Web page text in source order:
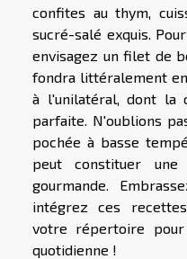
confites au thym,
sucré-salé exquis.
envisagez un filet de
fondra littéralement
à l'unilatéral, dont la
parfaite. N'oublions
pochée à basse
peut constituer
gourmande.
intégrez ces
votre répertoire
quotidienne !